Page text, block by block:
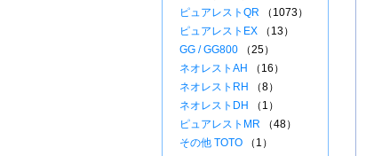
ピュアレストQR （1073）
ピュアレストEX （13）
GG / GG800 （25）
ネオレストAH
（16）
ネオレストRH
（8）
ネオレストDH
（1）
ピュアレストMR （48）
その他 TOTO （1）